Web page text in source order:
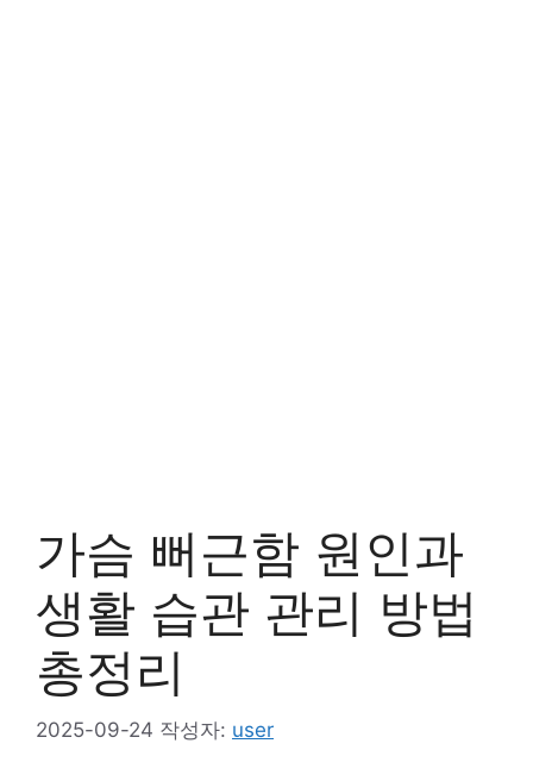
가슴 뻐근함 원인과
생활 습관 관리 방법
총정리
2025-09-24 작성자: user